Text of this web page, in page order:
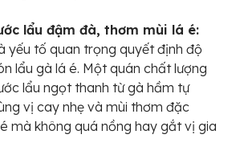
lẩu đậm đà, thơm mùi lá é:
yếu tố quan trọng quyết định độ
lẩu gà lá é. Một quán chất lượng
lẩu ngọt thanh từ gà hầm tự
vị cay nhẹ và mùi thơm đặc
mà không quá nồng hay gắt vị gia